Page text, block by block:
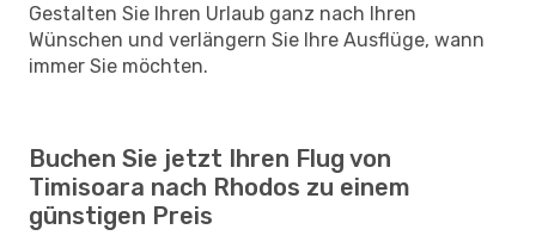
Gestalten Sie Ihren Urlaub ganz nach Ihren
Wünschen und verlängern Sie Ihre Ausflüge, wann
immer Sie möchten.
Buchen Sie jetzt Ihren Flug von
Timisoara nach Rhodos zu einem
günstigen Preis